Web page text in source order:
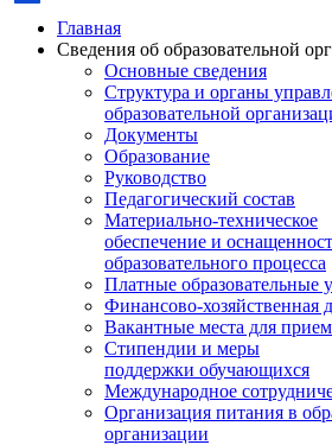
Главная
Сведения об образовательной
Основные сведения
Структура и органы
образовательной
Документы
Образование
Руководство
Педагогический состав
Материально-техническое
обеспечение и
образовательного процесса
Платные образовательные
Финансово-хозяйственная
Вакантные места для
Стипендии и меры
поддержки обучающихся
Международное
Организация питания в
организации